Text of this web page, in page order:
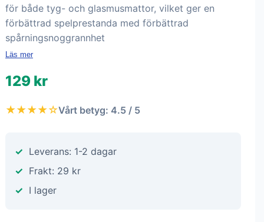
för både tyg- och glasmusmattor, vilket ger en
förbättrad spelprestanda med förbättrad
spårningsnoggrannhet
Läs mer
129 kr
★★★★☆Vårt betyg: 4.5 / 5
Leverans: 1-2 dagar
Frakt: 29 kr
I lager